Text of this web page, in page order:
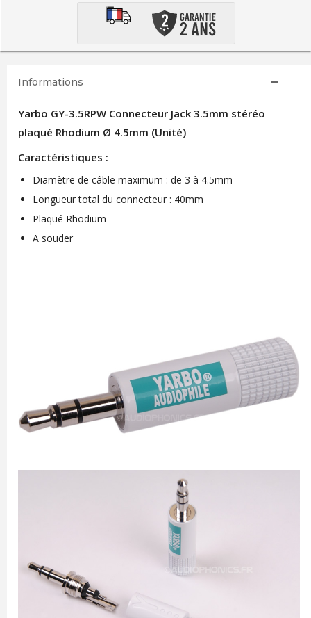
Informations
Yarbo GY-3.5RPW Connecteur Jack 3.5mm stéréo
plaqué Rhodium Ø 4.5mm (Unité)
Caractéristiques :
Diamètre de câble maximum : de 3 à 4.5mm
Longueur total du connecteur : 40mm
Plaqué Rhodium
A souder